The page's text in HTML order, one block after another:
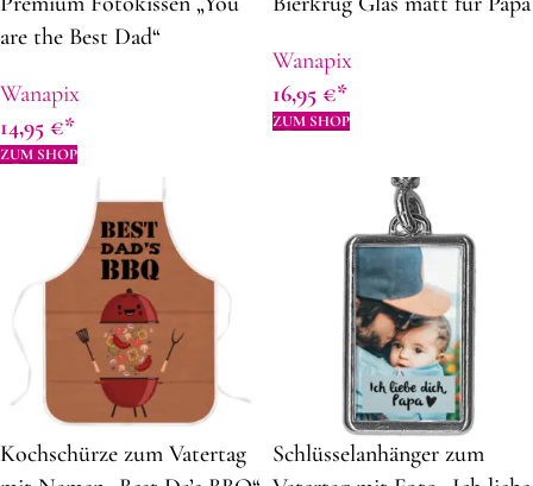
are the Best Dad“
Wanapix
14,95 €
ZUM SHOP
Wanapix
16,95 €
ZUM SHOP
Kochschürze zum Vatertag
Schlüsselanhänger zum